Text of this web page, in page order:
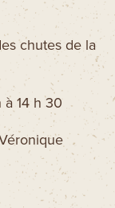
chutes de la
14 h 30